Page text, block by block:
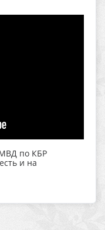
МВД по КБР
и на